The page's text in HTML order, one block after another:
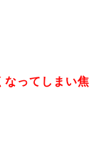
なってしまい焦